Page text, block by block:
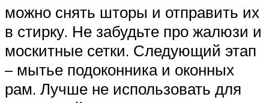
можно снять шторы и отправить их
в стирку. Не забудьте про жалюзи и
москитные сетки. Следующий этап
– мытье подоконника и оконных
рам. Лучше не использовать для